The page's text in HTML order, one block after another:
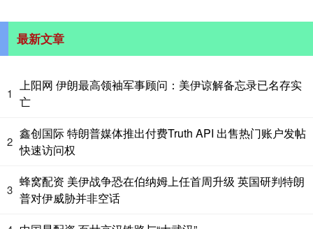
最新文章
1
上阳网 伊朗最高领袖军事顾问：美伊谅解备忘录已名存实
亡
2
鑫创国际 特朗普媒体推出付费Truth API 出售热门账户发帖
快速访问权
3
蜂窝配资 美伊战争恐在伯纳姆上任首周升级 英国研判特朗
普对伊威胁并非空话